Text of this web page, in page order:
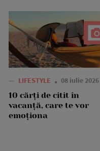
— LIFESTYLE 08 iulie 2026
10 cărți de citit în
vacanță, care te vor
emoționa